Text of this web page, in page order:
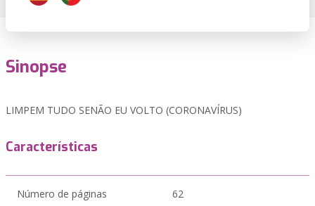
Sinopse
LIMPEM TUDO SENÃO EU VOLTO (CORONAVÍRUS)
Características
Número de páginas 62